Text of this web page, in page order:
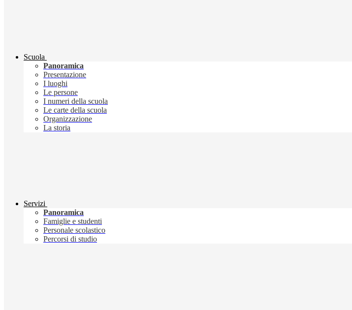
Scuola
Panoramica
Presentazione
I luoghi
Le persone
I numeri della scuola
Le carte della scuola
Organizzazione
La storia
Servizi
Panoramica
Famiglie e studenti
Personale scolastico
Percorsi di studio